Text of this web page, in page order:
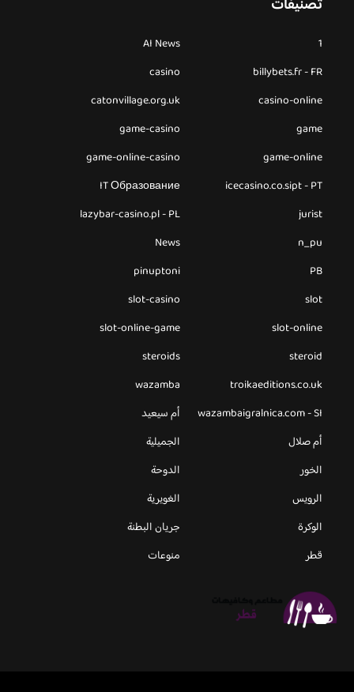
تصنيفات
1
AI News
billybets.fr - FR
casino
casino-online
catonvillage.org.uk
game
game-casino
game-online
game-online-casino
icecasino.co.sipt - PT
IT Образование
jurist
lazybar-casino.pl - PL
n_pu
News
PB
pinuptoni
slot
slot-casino
slot-online
slot-online-game
steroid
steroids
troikaeditions.co.uk
wazamba
wazambaigralnica.com - SI
أم سيعيد
أم صلال
الجميلية
الخور
الدوحة
الرويس
الغويرية
الوكرة
جريان البطنة
قطر
منوعات